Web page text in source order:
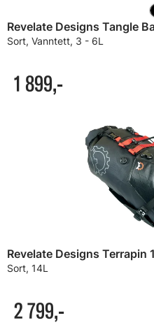
Revelate Designs Tangle
Sort, Vanntett, 3 - 6L
1 899,-
Revelate Designs Terrapin
Sort, 14L
2 799,-